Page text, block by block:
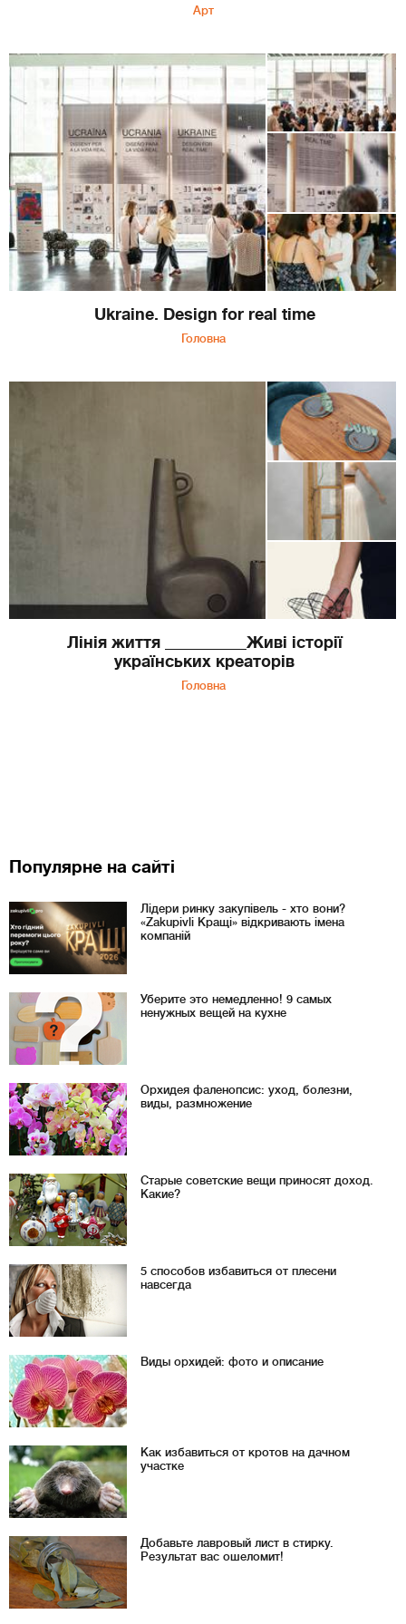
Арт
Ukraine. Design for real time
Головна
Лінія життя __________Живі історії
українських креаторів
Головна
Популярне на сайті
Лідери ринку закупівель - хто вони?
«Zakupivli Кращі» відкривають імена
компаній
Уберите это немедленно! 9 самых
ненужных вещей на кухне
Орхидея фаленопсис: уход, болезни,
виды, размножение
Старые советские вещи приносят доход.
Какие?
5 способов избавиться от плесени
навсегда
Виды орхидей: фото и описание
Как избавиться от кротов на дачном
участке
Добавьте лавровый лист в стирку.
Результат вас ошеломит!